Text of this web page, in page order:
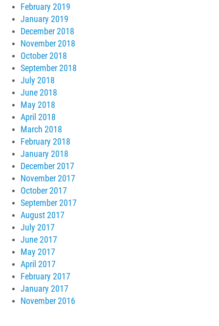
February 2019
January 2019
December 2018
November 2018
October 2018
September 2018
July 2018
June 2018
May 2018
April 2018
March 2018
February 2018
January 2018
December 2017
November 2017
October 2017
September 2017
August 2017
July 2017
June 2017
May 2017
April 2017
February 2017
January 2017
November 2016